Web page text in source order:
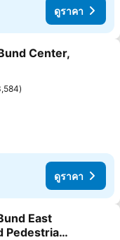
ดูราคา
การโปรด
Center,
ดูราคา
การโปรด
East
Pedestrian